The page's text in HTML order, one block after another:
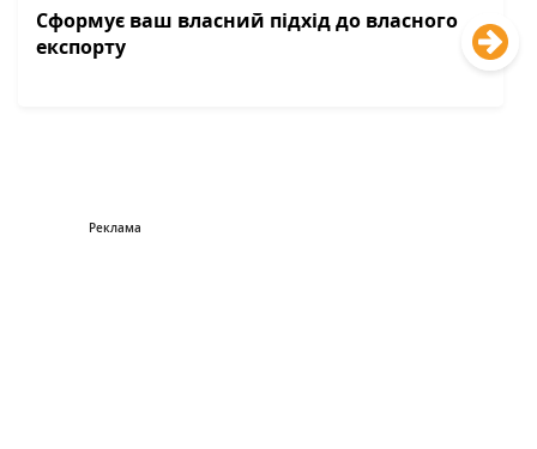
Сформує ваш власний підхід до власного
експорту